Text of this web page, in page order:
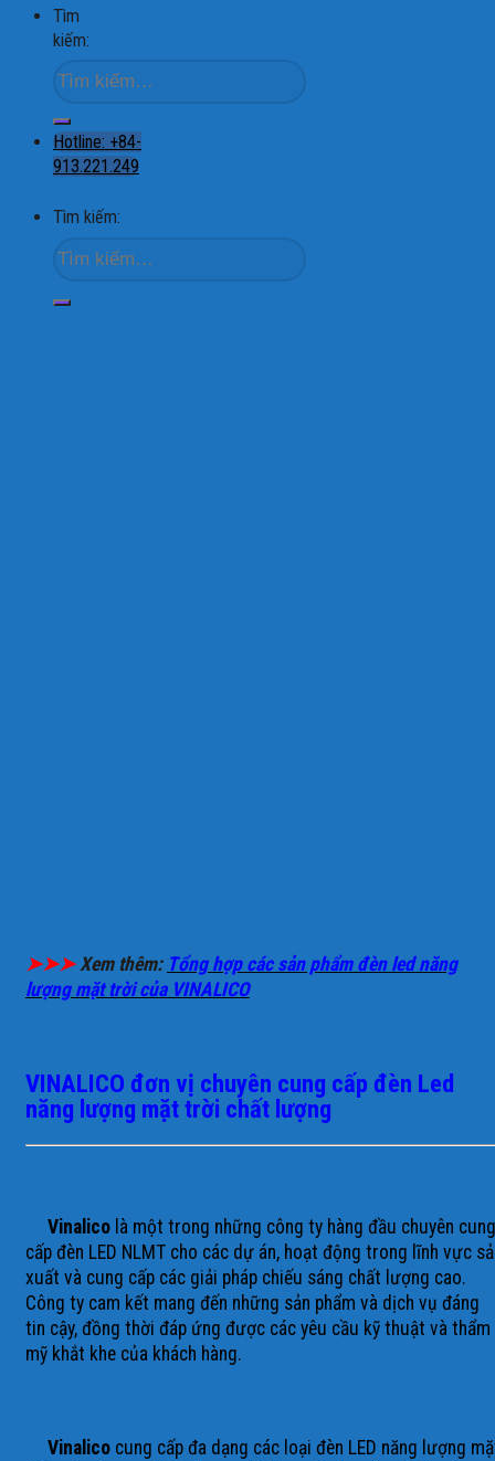
Tìm
kiếm:
Hotline: +84-
913.221.249
Tìm kiếm:
➤➤➤Xem thêm: Tổng hợp các sản phẩm đèn led năng
lượng mặt trời của VINALICO
VINALICO đơn vị chuyên cung cấp đèn Led
năng lượng mặt trời chất lượng
Vinalico là một trong những công ty hàng đầu chuyên cung
cấp đèn LED NLMT cho các dự án, hoạt động trong lĩnh vực
xuất và cung cấp các giải pháp chiếu sáng chất lượng cao.
Công ty cam kết mang đến những sản phẩm và dịch vụ đáng
tin cậy, đồng thời đáp ứng được các yêu cầu kỹ thuật và thẩm
mỹ khắt khe của khách hàng.
Vinalico cung cấp đa dạng các loại đèn LED năng lượng